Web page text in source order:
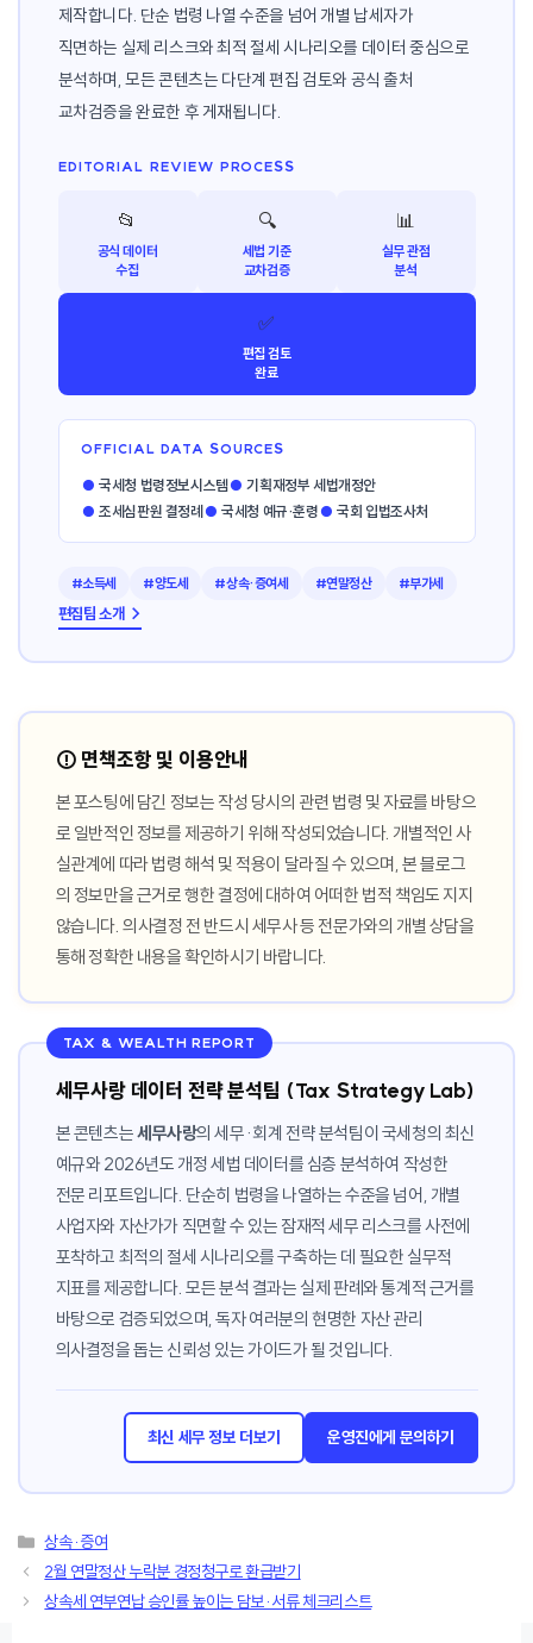
제작합니다. 단순 법령 나열 수준을 넘어 개별 납세자가
직면하는 실제 리스크와 최적 절세 시나리오를 데이터 중심으로
분석하며, 모든 콘텐츠는 다단계 편집 검토와 공식 출처
교차검증을 완료한 후 게재됩니다.
EDITORIAL REVIEW PROCESS
📂
공식 데이터
수집
🔍
세법 기준
교차검증
📊
실무 관점
분석
✅
편집 검토
완료
OFFICIAL DATA SOURCES
● 국세청 법령정보시스템● 기획재정부 세법개정안
● 조세심판원 결정례 ● 국세청 예규·훈령● 국회 입법조사처
#소득세 #양도세 #상속·증여세 #연말정산 #부가세
편집팀 소개 →
⚠️ 면책조항 및 이용안내
본 포스팅에 담긴 정보는 작성 당시의 관련 법령 및 자료를 바탕으
로 일반적인 정보를 제공하기 위해 작성되었습니다. 개별적인 사
실관계에 따라 법령 해석 및 적용이 달라질 수 있으며, 본 블로그
의 정보만을 근거로 행한 결정에 대하여 어떠한 법적 책임도 지지
않습니다. 의사결정 전 반드시 세무사 등 전문가와의 개별 상담을
통해 정확한 내용을 확인하시기 바랍니다.
TAX & WEALTH REPORT
세무사랑 데이터 전략 분석팀 (Tax Strategy Lab)
본 콘텐츠는세무사랑의 세무·회계 전략 분석팀이 국세청의 최신
예규와 2026년도 개정 세법 데이터를 심층 분석하여 작성한
전문 리포트입니다. 단순히 법령을 나열하는 수준을 넘어, 개별
사업자와 자산가가 직면할 수 있는 잠재적 세무 리스크를 사전에
포착하고 최적의 절세 시나리오를 구축하는 데 필요한 실무적
지표를 제공합니다. 모든 분석 결과는 실제 판례와 통계적 근거를
바탕으로 검증되었으며, 독자 여러분의 현명한 자산 관리
의사결정을 돕는 신뢰성 있는 가이드가 될 것입니다.
최신 세무 정보 더보기 운영진에게 문의하기
카
테
고
리
상속·증여
2월 연말정산 누락분 경정청구로 환급받기
상속세 연부연납 승인률 높이는 담보·서류 체크리스트